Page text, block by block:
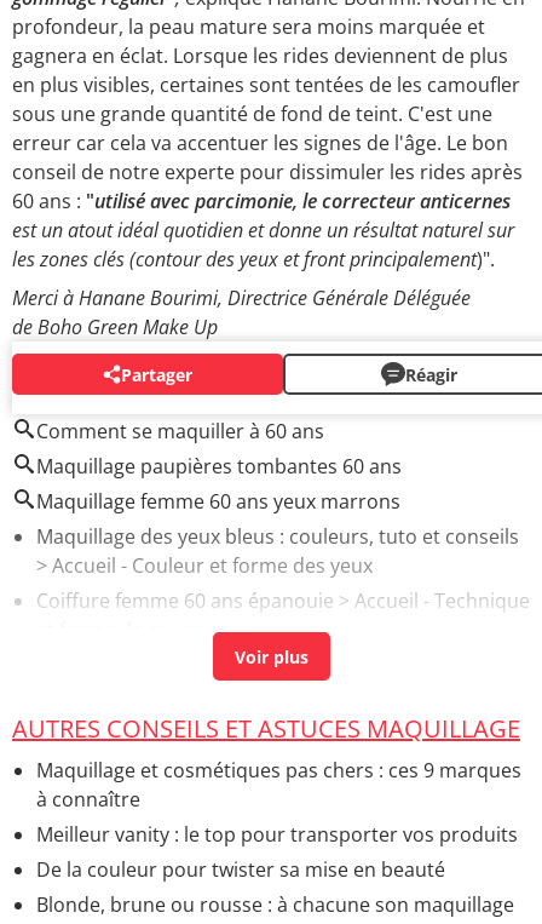
profondeur, la peau mature sera moins marquée et
gagnera en éclat. Lorsque les rides deviennent de plus
en plus visibles, certaines sont tentées de les camoufler
sous une grande quantité de fond de teint. C'est une
erreur car cela va accentuer les signes de l'âge. Le bon
conseil de notre experte pour dissimuler les rides après
60 ans : "utilisé avec parcimonie, lecorrecteur anticernes
est un atout idéal quotidien et donne un résultat naturel sur
les zones clés (contour des yeux et front principalement)".
Merci à Hanane Bourimi, Directrice Générale Déléguée
de Boho Green Make Up
Partager Réagir
AUTOUR DU MÊME SUJET
Comment se maquiller à 60 ans
Maquillage paupières tombantes 60 ans
Maquillage femme 60 ans yeux marrons
Maquillage des yeux bleus : couleurs, tuto et conseils
> Accueil - Couleur et forme des yeux
Coiffure femme 60 ans épanouie > Accueil - Technique
Comment maigrir a 60 ans> Accueil - Conseils et
Comment maigrir à 12 ans fille> Accueil - Régimes et
équilibre alimentaire
Imc femme 60 ans
alimentaire
AUTRES CONSEILS ET ASTUCES MAQUILLAGE
Maquillage et cosmétiques pas chers : ces 9 marques
à connaître
Meilleur vanity : le top pour transporter vos produits
De la couleur pour twister sa mise en beauté
Blonde, brune ou rousse : à chacune son maquillage